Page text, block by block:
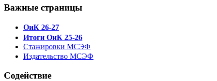
Важные страницы
ОиК 26-27
Итоги ОиК 25-26
Стажировки МСЭФ
Издательство МСЭФ
Содействие